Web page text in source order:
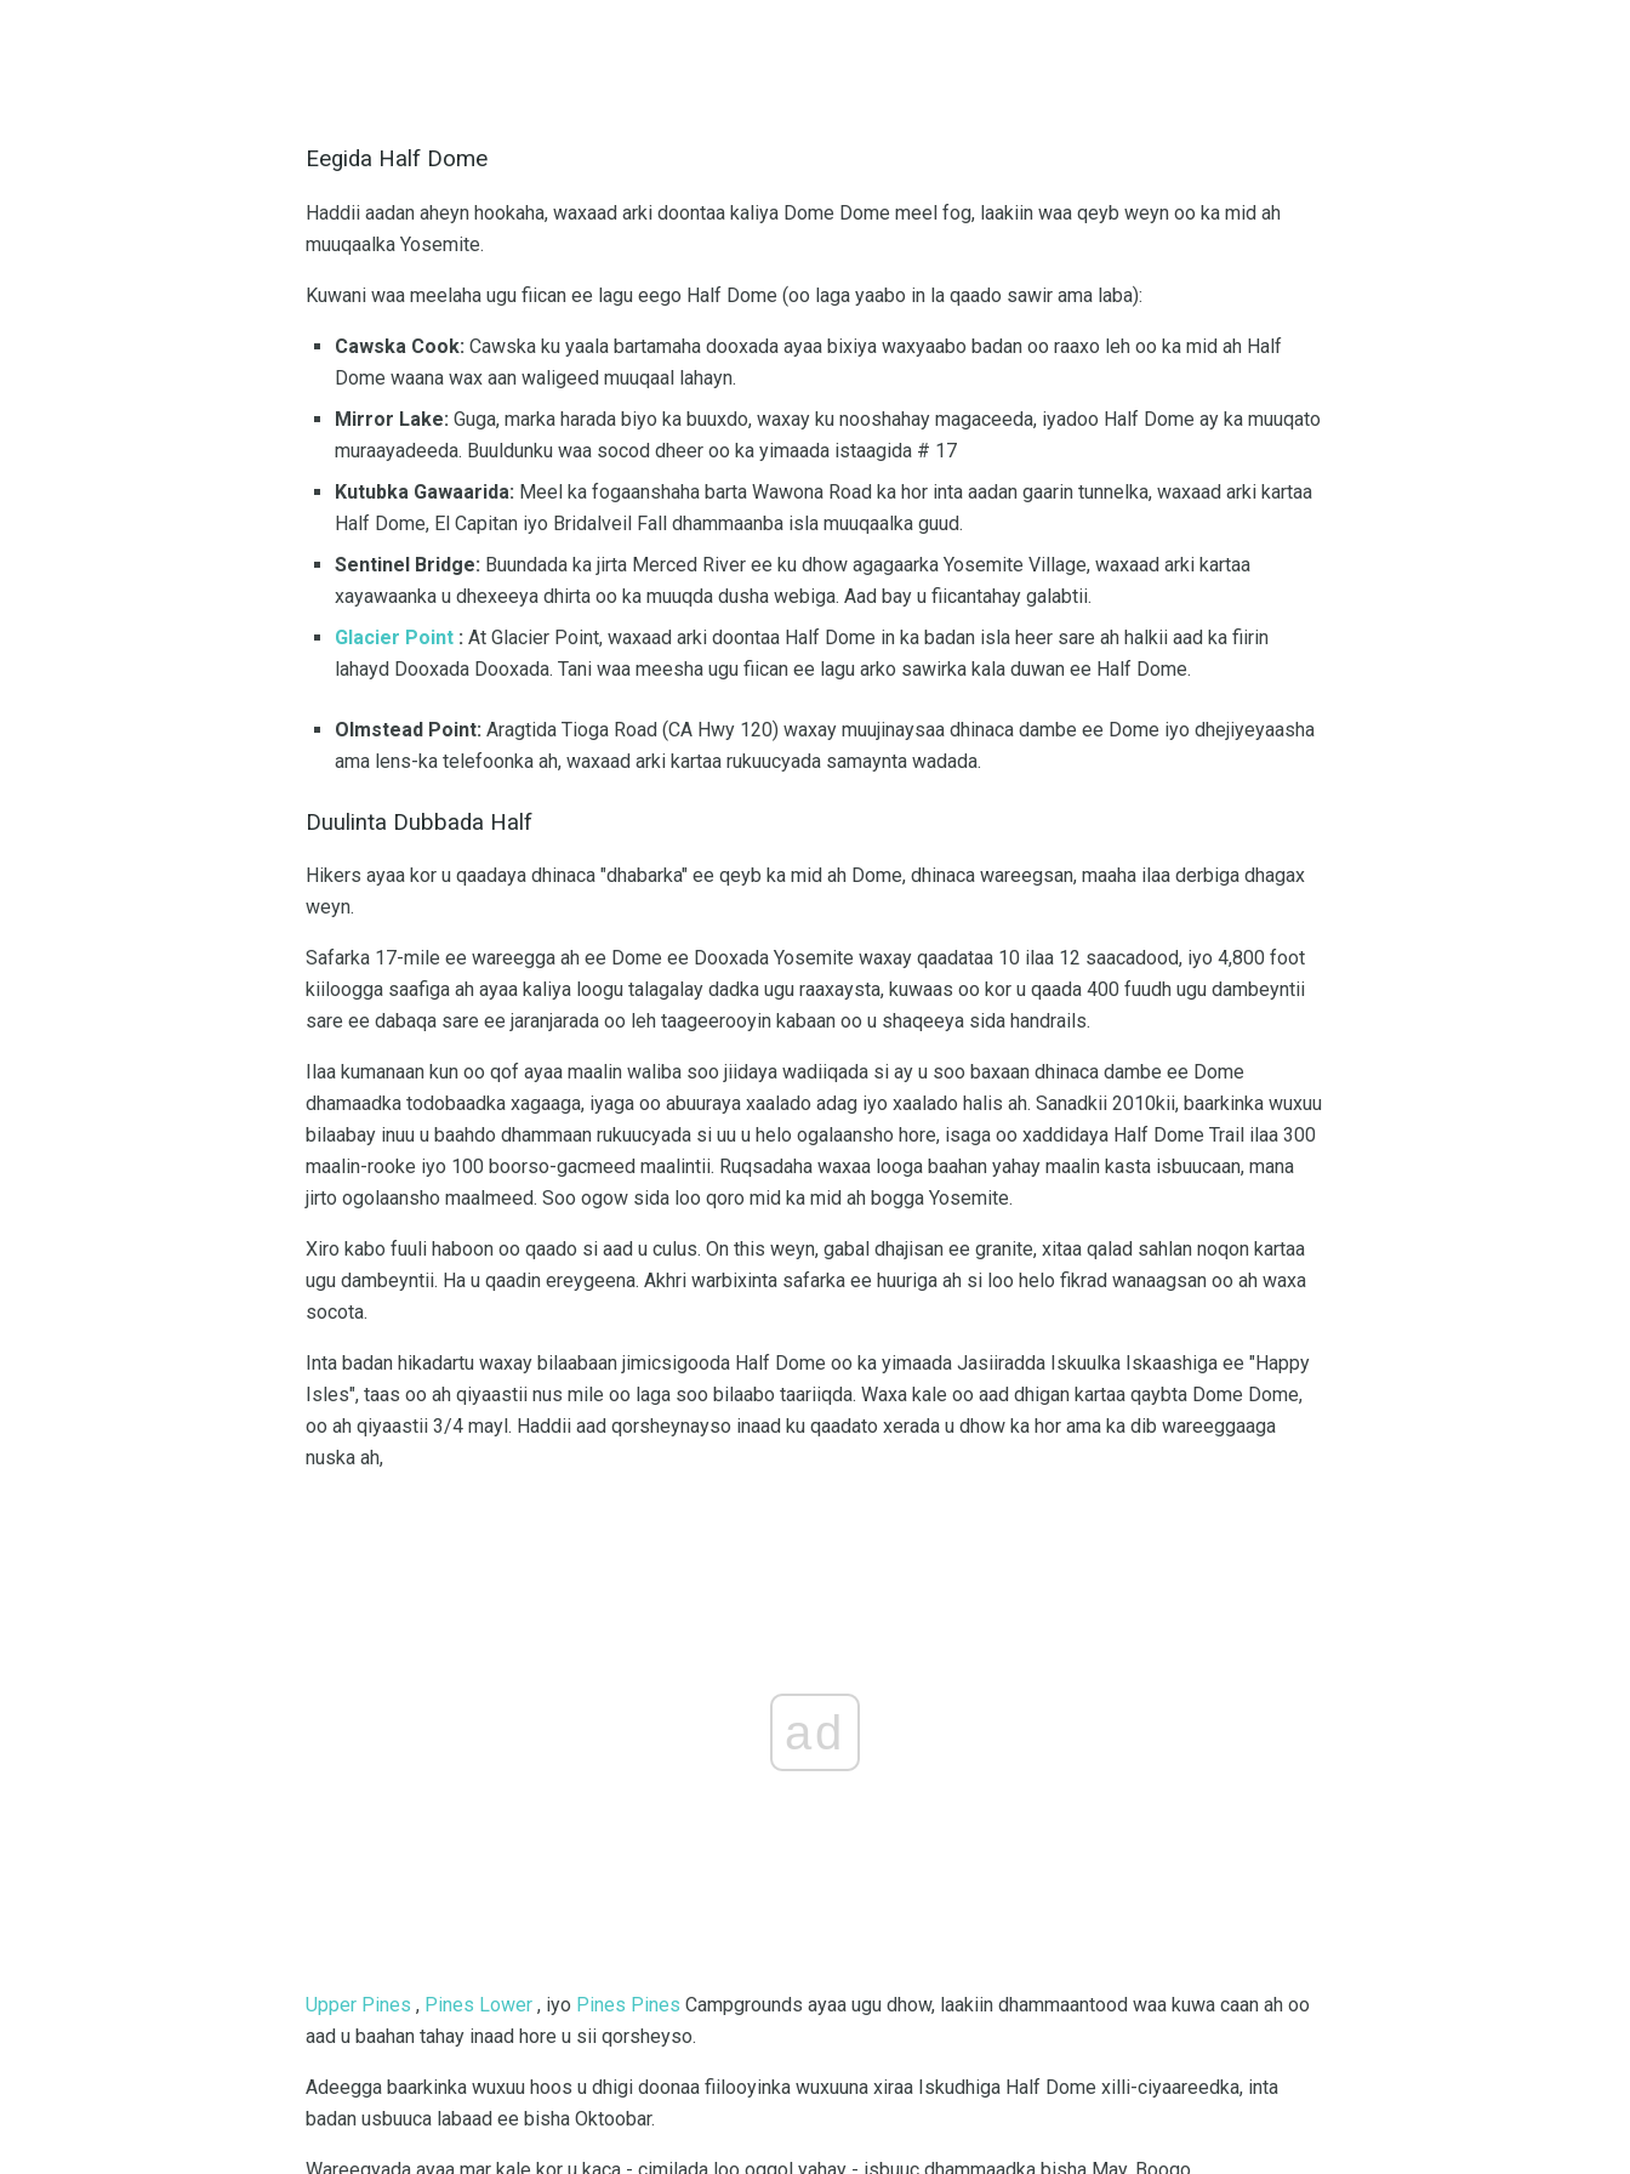
Eegida Half Dome
Haddii aadan aheyn hookaha, waxaad arki doontaa kaliya Dome Dome meel fog, laakiin waa qeyb weyn oo ka mid ah
muuqaalka Yosemite.
Kuwani waa meelaha ugu fiican ee lagu eego Half Dome (oo laga yaabo in la qaado sawir ama laba):
Cawska Cook: Cawska ku yaala bartamaha dooxada ayaa bixiya waxyaabo badan oo raaxo leh oo ka mid ah Half
Dome waana wax aan waligeed muuqaal lahayn.
Mirror Lake: Guga, marka harada biyo ka buuxdo, waxay ku nooshahay magaceeda, iyadoo Half Dome ay ka muuqato
muraayadeeda. Buuldunku waa socod dheer oo ka yimaada istaagida # 17
Kutubka Gawaarida: Meel ka fogaanshaha barta Wawona Road ka hor inta aadan gaarin tunnelka, waxaad arki kartaa
Half Dome, El Capitan iyo Bridalveil Fall dhammaanba isla muuqaalka guud.
Sentinel Bridge: Buundada ka jirta Merced River ee ku dhow agagaarka Yosemite Village, waxaad arki kartaa
xayawaanka u dhexeeya dhirta oo ka muuqda dusha webiga. Aad bay u fiicantahay galabtii.
Glacier Point : At Glacier Point, waxaad arki doontaa Half Dome in ka badan isla heer sare ah halkii aad ka fiirin
lahayd Dooxada Dooxada. Tani waa meesha ugu fiican ee lagu arko sawirka kala duwan ee Half Dome.
Olmstead Point: Aragtida Tioga Road (CA Hwy 120) waxay muujinaysaa dhinaca dambe ee Dome iyo dhejiyeyaasha
ama lens-ka telefoonka ah, waxaad arki kartaa rukuucyada samaynta wadada.
Duulinta Dubbada Half
Hikers ayaa kor u qaadaya dhinaca "dhabarka" ee qeyb ka mid ah Dome, dhinaca wareegsan, maaha ilaa derbiga dhagax
weyn.
Safarka 17-mile ee wareegga ah ee Dome ee Dooxada Yosemite waxay qaadataa 10 ilaa 12 saacadood, iyo 4,800 foot
kiiloogga saafiga ah ayaa kaliya loogu talagalay dadka ugu raaxaysta, kuwaas oo kor u qaada 400 fuudh ugu dambeyntii
sare ee dabaqa sare ee jaranjarada oo leh taageerooyin kabaan oo u shaqeeya sida handrails.
Ilaa kumanaan kun oo qof ayaa maalin waliba soo jiidaya wadiiqada si ay u soo baxaan dhinaca dambe ee Dome
dhamaadka todobaadka xagaaga, iyaga oo abuuraya xaalado adag iyo xaalado halis ah. Sanadkii 2010kii, baarkinka wuxuu
bilaabay inuu u baahdo dhammaan rukuucyada si uu u helo ogalaansho hore, isaga oo xaddidaya Half Dome Trail ilaa 300
maalin-rooke iyo 100 boorso-gacmeed maalintii. Ruqsadaha waxaa looga baahan yahay maalin kasta isbuucaan, mana
jirto ogolaansho maalmeed. Soo ogow sida loo qoro mid ka mid ah bogga Yosemite.
Xiro kabo fuuli haboon oo qaado si aad u culus. On this weyn, gabal dhajisan ee granite, xitaa qalad sahlan noqon kartaa
ugu dambeyntii. Ha u qaadin ereygeena. Akhri warbixinta safarka ee huuriga ah si loo helo fikrad wanaagsan oo ah waxa
socota.
Inta badan hikadartu waxay bilaabaan jimicsigooda Half Dome oo ka yimaada Jasiiradda Iskuulka Iskaashiga ee "Happy
Isles", taas oo ah qiyaastii nus mile oo laga soo bilaabo taariiqda. Waxa kale oo aad dhigan kartaa qaybta Dome Dome,
oo ah qiyaastii 3/4 mayl. Haddii aad qorsheynayso inaad ku qaadato xerada u dhow ka hor ama ka dib wareeggaaga
nuska ah,
ad
Upper Pines , Pines Lower , iyo Pines Pines Campgrounds ayaa ugu dhow, laakiin dhammaantood waa kuwa caan ah oo
aad u baahan tahay inaad hore u sii qorsheyso.
Adeegga baarkinka wuxuu hoos u dhigi doonaa fiilooyinka wuxuuna xiraa Iskudhiga Half Dome xilli-ciyaareedka, inta
badan usbuuca labaad ee bisha Oktoobar.